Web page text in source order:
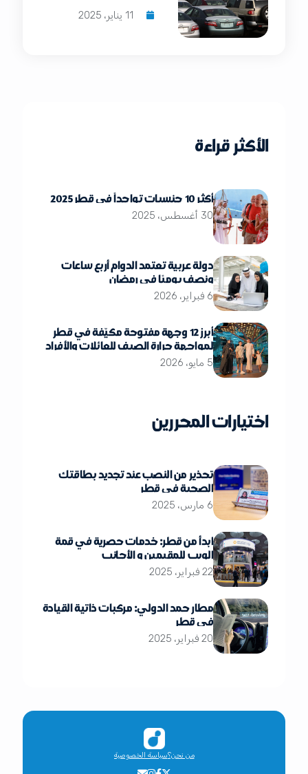
11 يناير، 2025
الأكثر قراءة
أكثر 10 جنسيات تواجداً في قطر 2025
30 أغسطس، 2025
دولة عربية تعتمد الدوام أربع ساعات
ونصف يوميًا في رمضان
6 فبراير، 2026
أبرز 12 وجهة مفتوحة مكيّفة في قطر
لمواجهة حرارة الصيف للعائلات والأفراد
5 مايو، 2026
اختيارات المحررين
تحذير من النصب عند تجديد بطاقتك
الصحية في قطر
6 مارس، 2025
ابدأ من قطر: خدمات حصرية في قمة
الويب للمقيمين و الأجانب
22 فبراير، 2025
مطار حمد الدولي: مركبات ذاتية القيادة
في قطر
20 فبراير، 2025
من نحن؟سياسة الخصوصية